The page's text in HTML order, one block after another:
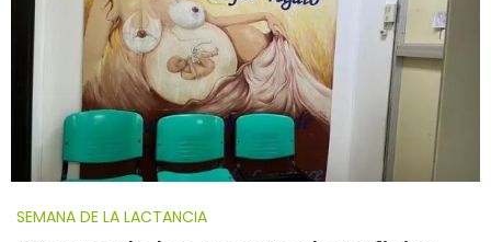
SEMANA DE LA LACTANCIA